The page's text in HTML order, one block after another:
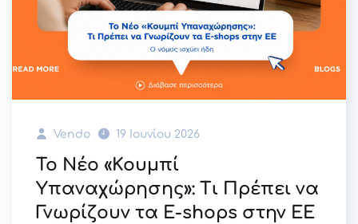
Vendo 19 Ιουνίου 2026
Το Νέο «Κουμπί
Υπαναχώρησης»: Τι Πρέπει να
Γνωρίζουν τα E-shops στην ΕΕ